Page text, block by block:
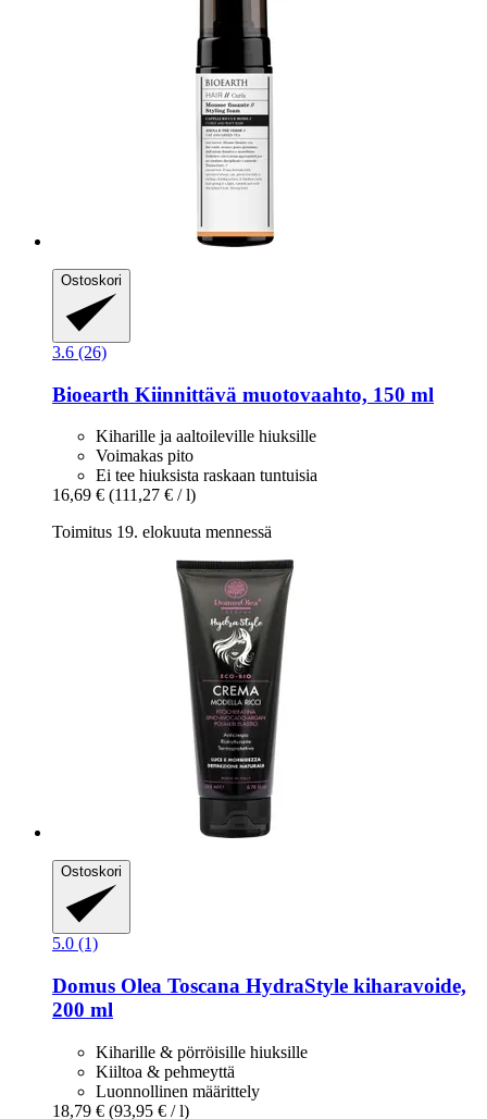
Ostoskori
3.6 (26)
Bioearth Kiinnittävä muotovaahto, 150 ml
Kiharille ja aaltoileville hiuksille
Voimakas pito
Ei tee hiuksista raskaan tuntuisia
16,69 € (111,27 € / l)
Toimitus 19. elokuuta mennessä
Ostoskori
5.0 (1)
Domus Olea Toscana HydraStyle kiharavoide,
200 ml
Kiharille & pörröisille hiuksille
Kiiltoa & pehmeyttä
Luonnollinen määrittely
18,79 € (93,95 € / l)